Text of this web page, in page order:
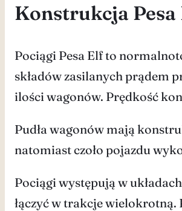
Konstrukcja Pesa
Pociągi Pesa Elf to
składów zasilanych prądem
ilości wagonów. Prędkość
Pudła wagonów mają
natomiast czoło pojazdu
Pociągi występują w
łączyć w trakcje wielokrotną.